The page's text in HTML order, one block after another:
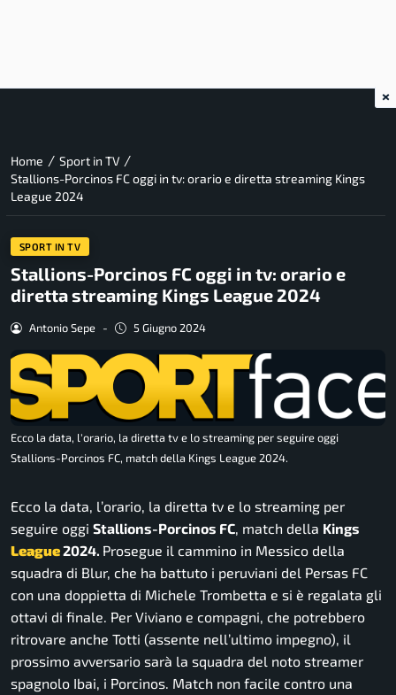
Home / Sport in TV /
Stallions-Porcinos FC oggi in tv: orario e diretta streaming Kings
League 2024
SPORT IN TV
Stallions-Porcinos FC oggi in tv: orario e
diretta streaming Kings League 2024
Antonio Sepe - 5 Giugno 2024
Ecco la data, l'orario, la diretta tv e lo streaming per seguire oggi
Stallions-Porcinos FC, match della Kings League 2024.
Ecco la data, l’orario, la diretta tv e lo streaming per
seguire oggi Stallions-Porcinos FC , match della Kings
League2024. Prosegue il cammino in Messico della
squadra di Blur, che ha battuto i peruviani del Persas FC
con una doppietta di Michele Trombetta e si è regalata gli
ottavi di finale. Per Viviano e compagni, che potrebbero
ritrovare anche Totti (assente nell’ultimo impegno), il
prossimo avversario sarà la squadra del noto streamer
spagnolo Ibai, i Porcinos. Match non facile contro una
×